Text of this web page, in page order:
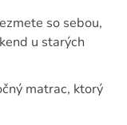
so sebou,
u starých
matrac, ktorý